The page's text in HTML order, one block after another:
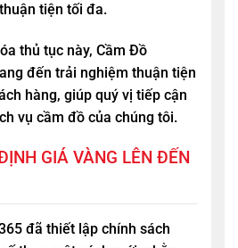
tiện tối đa.
thủ tục này, Cầm Đồ
đến trải nghiệm thuận tiện
hàng, giúp quý vị tiếp cận
vụ cầm đồ của chúng tôi.
GIÁ VÀNG LÊN ĐẾN
đã thiết lập chính sách